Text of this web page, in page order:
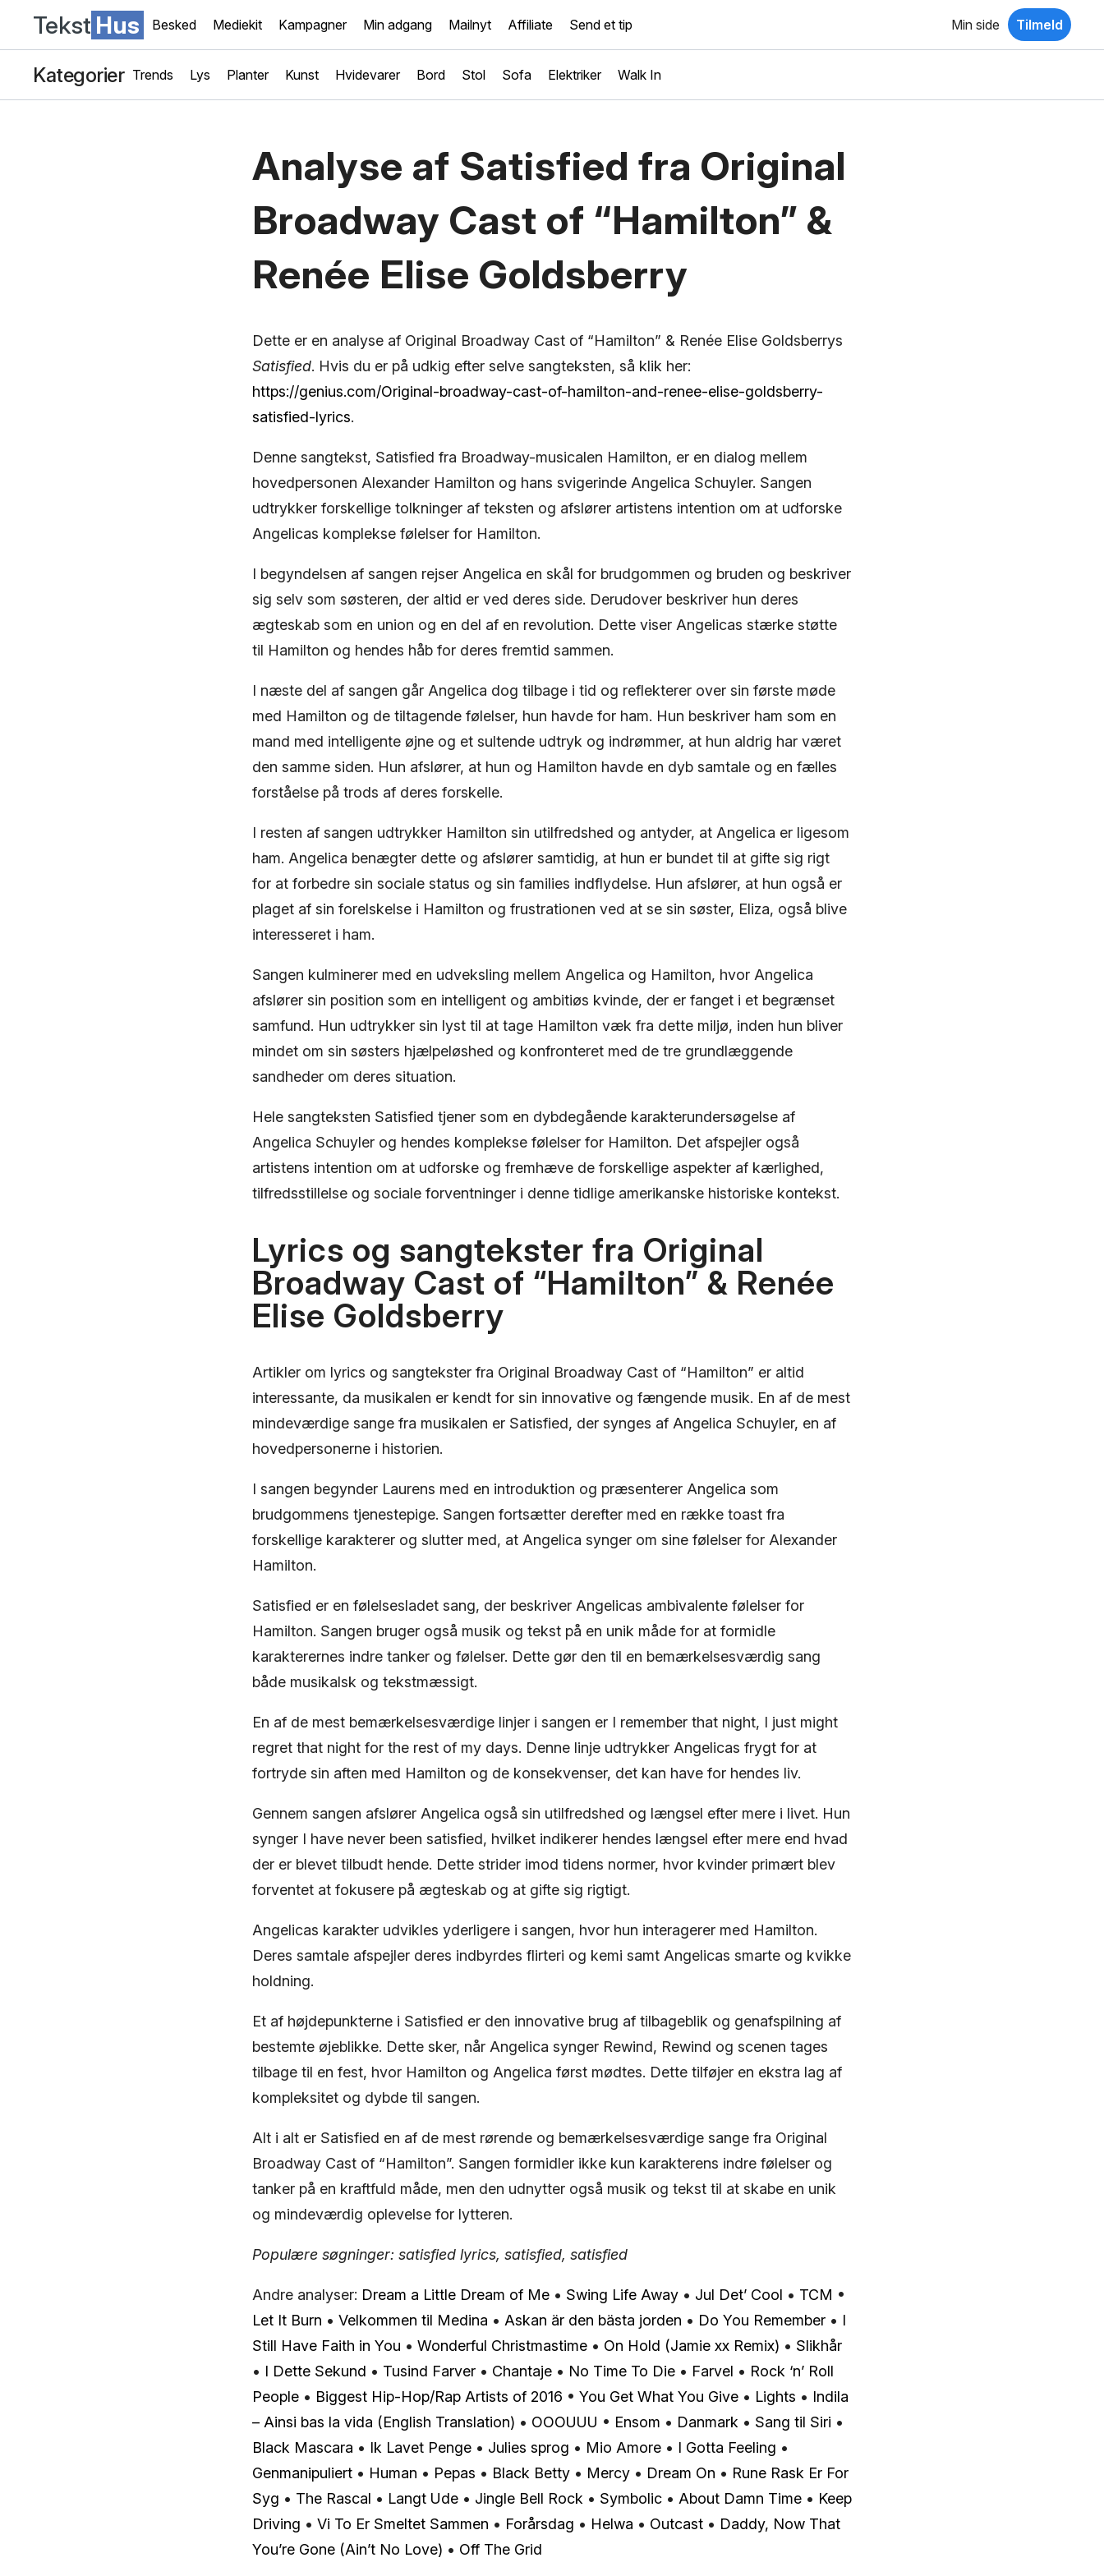
Tekst Hus Besked Mediekit Kampagner Min adgang Mailnyt Affiliate Send et tip Min side Tilmeld
Kategorier Trends Lys Planter Kunst Hvidevarer Bord Stol Sofa Elektriker Walk In
Analyse af Satisfied fra Original
Broadway Cast of “Hamilton” &
Renée Elise Goldsberry
Dette er en analyse af Original Broadway Cast of “Hamilton” & Renée Elise Goldsberrys
Satisfied. Hvis du er på udkig efter selve sangteksten, så klik her:
https://genius.com/Original-broadway-cast-of-hamilton-and-renee-elise-goldsberry-
satisfied-lyrics.
Denne sangtekst, Satisfied fra Broadway-musicalen Hamilton, er en dialog mellem
hovedpersonen Alexander Hamilton og hans svigerinde Angelica Schuyler. Sangen
udtrykker forskellige tolkninger af teksten og afslører artistens intention om at udforske
Angelicas komplekse følelser for Hamilton.
I begyndelsen af sangen rejser Angelica en skål for brudgommen og bruden og beskriver
sig selv som søsteren, der altid er ved deres side. Derudover beskriver hun deres
ægteskab som en union og en del af en revolution. Dette viser Angelicas stærke støtte
til Hamilton og hendes håb for deres fremtid sammen.
I næste del af sangen går Angelica dog tilbage i tid og reflekterer over sin første møde
med Hamilton og de tiltagende følelser, hun havde for ham. Hun beskriver ham som en
mand med intelligente øjne og et sultende udtryk og indrømmer, at hun aldrig har været
den samme siden. Hun afslører, at hun og Hamilton havde en dyb samtale og en fælles
forståelse på trods af deres forskelle.
I resten af sangen udtrykker Hamilton sin utilfredshed og antyder, at Angelica er ligesom
ham. Angelica benægter dette og afslører samtidig, at hun er bundet til at gifte sig rigt
for at forbedre sin sociale status og sin families indflydelse. Hun afslører, at hun også er
plaget af sin forelskelse i Hamilton og frustrationen ved at se sin søster, Eliza, også blive
interesseret i ham.
Sangen kulminerer med en udveksling mellem Angelica og Hamilton, hvor Angelica
afslører sin position som en intelligent og ambitiøs kvinde, der er fanget i et begrænset
samfund. Hun udtrykker sin lyst til at tage Hamilton væk fra dette miljø, inden hun bliver
mindet om sin søsters hjælpeløshed og konfronteret med de tre grundlæggende
sandheder om deres situation.
Hele sangteksten Satisfied tjener som en dybdegående karakterundersøgelse af
Angelica Schuyler og hendes komplekse følelser for Hamilton. Det afspejler også
artistens intention om at udforske og fremhæve de forskellige aspekter af kærlighed,
tilfredsstillelse og sociale forventninger i denne tidlige amerikanske historiske kontekst.
Lyrics og sangtekster fra Original
Broadway Cast of “Hamilton” & Renée
Elise Goldsberry
Artikler om lyrics og sangtekster fra Original Broadway Cast of “Hamilton” er altid
interessante, da musikalen er kendt for sin innovative og fængende musik. En af de mest
mindeværdige sange fra musikalen er Satisfied, der synges af Angelica Schuyler, en af ​​
hovedpersonerne i historien.
I sangen begynder Laurens med en introduktion og præsenterer Angelica som
brudgommens tjenestepige. Sangen fortsætter derefter med en række toast fra
forskellige karakterer og slutter med, at Angelica synger om sine følelser for Alexander
Hamilton.
Satisfied er en følelsesladet sang, der beskriver Angelicas ambivalente følelser for
Hamilton. Sangen bruger også musik og tekst på en unik måde for at formidle
karakterernes indre tanker og følelser. Dette gør den til en bemærkelsesværdig sang
både musikalsk og tekstmæssigt.
En af de mest bemærkelsesværdige linjer i sangen er I remember that night, I just might
regret that night for the rest of my days. Denne linje udtrykker Angelicas frygt for at
fortryde sin aften med Hamilton og de konsekvenser, det kan have for hendes liv.
Gennem sangen afslører Angelica også sin utilfredshed og længsel efter mere i livet. Hun
synger I have never been satisfied, hvilket indikerer hendes længsel efter mere end hvad
der er blevet tilbudt hende. Dette strider imod tidens normer, hvor kvinder primært blev
forventet at fokusere på ægteskab og at gifte sig rigtigt.
Angelicas karakter udvikles yderligere i sangen, hvor hun interagerer med Hamilton.
Deres samtale afspejler deres indbyrdes flirteri og kemi samt Angelicas smarte og kvikke
holdning.
Et af højdepunkterne i Satisfied er den innovative brug af tilbageblik og genafspilning af
bestemte øjeblikke. Dette sker, når Angelica synger Rewind, Rewind og scenen tages
tilbage til en fest, hvor Hamilton og Angelica først mødtes. Dette tilføjer en ekstra lag af
kompleksitet og dybde til sangen.
Alt i alt er Satisfied en af ​​de mest rørende og bemærkelsesværdige sange fra Original
Broadway Cast of “Hamilton”. Sangen formidler ikke kun karakterens indre følelser og
tanker på en kraftfuld måde, men den udnytter også musik og tekst til at skabe en unik
og mindeværdig oplevelse for lytteren.
Populære søgninger: satisfied lyrics, satisfied, satisfied
Andre analyser: Dream a Little Dream of Me • Swing Life Away • Jul Det’ Cool • TCM •
Let It Burn • Velkommen til Medina • Askan är den bästa jorden • Do You Remember • I
Still Have Faith in You • Wonderful Christmastime • On Hold (Jamie xx Remix) • Slikhår
• I Dette Sekund • Tusind Farver • Chantaje • No Time To Die • Farvel • Rock ‘n’ Roll
People • Biggest Hip-Hop/Rap Artists of 2016 • You Get What You Give • Lights • Indila
– Ainsi bas la vida (English Translation) • OOOUUU • Ensom • Danmark • Sang til Siri •
Black Mascara • Ik Lavet Penge • Julies sprog • Mio Amore • I Gotta Feeling •
Genmanipuliert • Human • Pepas • Black Betty • Mercy • Dream On • Rune Rask Er For
Syg • The Rascal • Langt Ude • Jingle Bell Rock • Symbolic • About Damn Time • Keep
Driving • Vi To Er Smeltet Sammen • Forårsdag • Helwa • Outcast • Daddy, Now That
You’re Gone (Ain’t No Love) • Off The Grid